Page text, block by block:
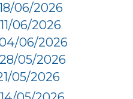
06/2026
06/2026
06/2026
05/2026
05/2026